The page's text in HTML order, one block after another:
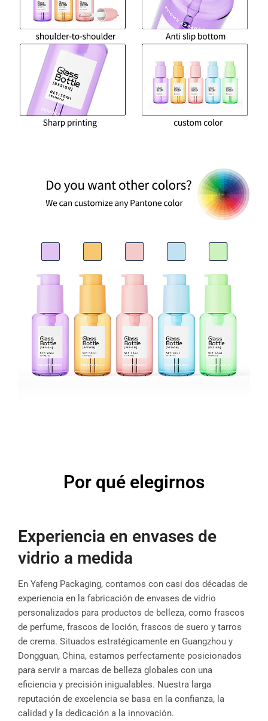
Por qué elegirnos
Experiencia en envases de
vidrio a medida
En Yafeng Packaging, contamos con casi dos décadas de
experiencia en la fabricación de envases de vidrio
personalizados para productos de belleza, como frascos
de perfume, frascos de loción, frascos de suero y tarros
de crema. Situados estratégicamente en Guangzhou y
Dongguan, China, estamos perfectamente posicionados
para servir a marcas de belleza globales con una
eficiencia y precisión inigualables. Nuestra larga
reputación de excelencia se basa en la confianza, la
calidad y la dedicación a la innovación.